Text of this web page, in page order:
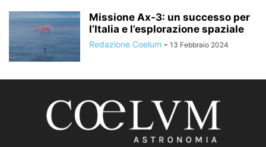
Missione Ax-3: un successo per
l’Italia e l’esplorazione spaziale
Redazione Coelum - 13 Febbraio 2024